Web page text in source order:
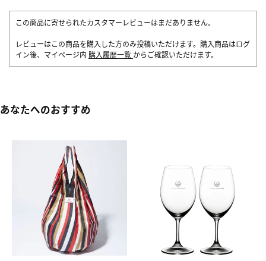
この商品に寄せられたカスタマーレビューはまだありません。
レビューはこの商品を購入した方のみ投稿いただけます。購入商品はログ
イン後、マイページ内 購入履歴一覧 からご確認いただけます。
あなたへのおすすめ